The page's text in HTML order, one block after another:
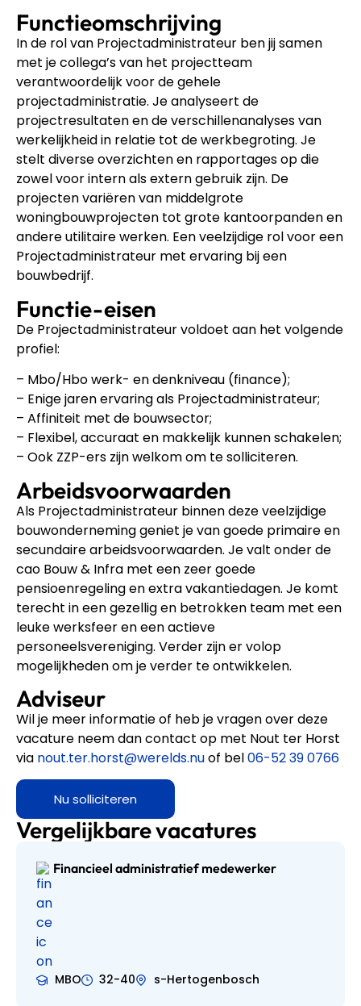
Functieomschrijving
In de rol van Projectadministrateur ben jij samen
met je collega’s van het projectteam
verantwoordelijk voor de gehele
projectadministratie. Je analyseert de
projectresultaten en de verschillenanalyses van
werkelijkheid in relatie tot de werkbegroting. Je
stelt diverse overzichten en rapportages op die
zowel voor intern als extern gebruik zijn. De
projecten variëren van middelgrote
woningbouwprojecten tot grote kantoorpanden en
andere utilitaire werken. Een veelzijdige rol voor een
Projectadministrateur met ervaring bij een
bouwbedrijf.
Functie-eisen
De Projectadministrateur voldoet aan het volgende
profiel:
– Mbo/Hbo werk- en denkniveau (finance);
– Enige jaren ervaring als Projectadministrateur;
– Affiniteit met de bouwsector;
– Flexibel, accuraat en makkelijk kunnen schakelen;
– Ook ZZP-ers zijn welkom om te solliciteren.
Arbeidsvoorwaarden
Als Projectadministrateur binnen deze veelzijdige
bouwonderneming geniet je van goede primaire en
secundaire arbeidsvoorwaarden. Je valt onder de
cao Bouw & Infra met een zeer goede
pensioenregeling en extra vakantiedagen. Je komt
terecht in een gezellig en betrokken team met een
leuke werksfeer en een actieve
personeelsvereniging. Verder zijn er volop
mogelijkheden om je verder te ontwikkelen.
Adviseur
Wil je meer informatie of heb je vragen over deze
vacature neem dan contact op met Nout ter Horst
via nout.ter.horst@werelds.nuof bel06-52 39 0766
Nu solliciteren
Vergelijkbare vacatures
Financieel administratief medewerker
MBO 32-40 s-Hertogenbosch